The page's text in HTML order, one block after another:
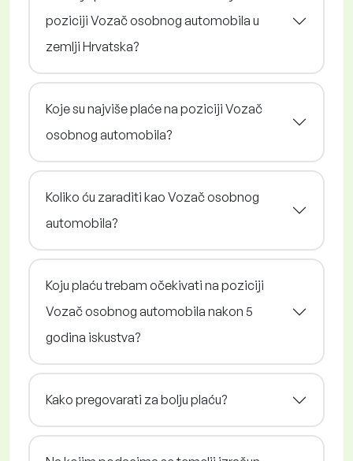
poziciji Vozač osobnog automobila u
zemlji Hrvatska?
Koje su najviše plaće na poziciji Vozač
osobnog automobila?
Koliko ću zaraditi kao Vozač osobnog
automobila?
Koju plaću trebam očekivati na poziciji
Vozač osobnog automobila nakon 5
godina iskustva?
Kako pregovarati za bolju plaću?